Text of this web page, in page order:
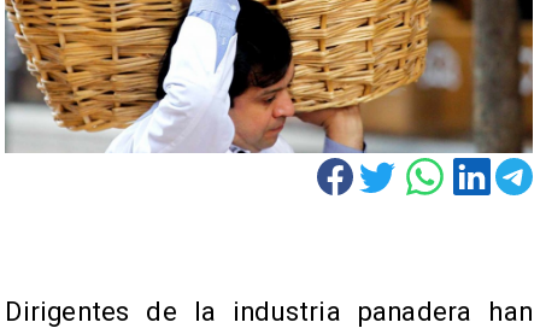
Dirigentes de la industria panadera han